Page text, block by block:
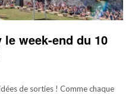
week-end du 10
de sorties ! Comme chaque